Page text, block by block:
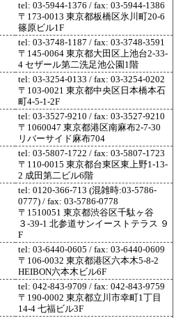
tel: 03-5944-1376 / fax: 03-5944-1386
〒173-0013 東京都板橋区氷川町20-6
篠原ビル1F
tel: 03-3748-1187 / fax: 03-3748-3591
〒145-0064 東京都大田区上池台2-33-
4 セザール第二洗足池公園1階
tel: 03-3254-0133 / fax: 03-3254-0202
〒103-0021 東京都中央区日本橋本石
町4-5-1-2F
tel: 03-3527-9210 / fax: 03-3527-9210
〒1060047 東京都港区南麻布2-7-30
リバーサイド麻布704
tel: 03-5807-1722 / fax: 03-5807-1723
〒110-0015 東京都台東区東上野1-13-
2 成田第二ビル6階
tel: 0120-366-713 (混雑時:03-5786-
0777) / fax: 03-5786-0778
〒1510051 東京都渋谷区千駄ヶ谷
３-39-1 北参道サンイーストテラス ９
F
tel: 03-6440-0605 / fax: 03-6440-0609
〒106-0032 東京都港区六本木5-8-2
HEIBON六本木ビル6F
tel: 042-843-9709 / fax: 042-843-9759
〒190-0002 東京都立川市幸町1丁目
14-4 七福ビル3F